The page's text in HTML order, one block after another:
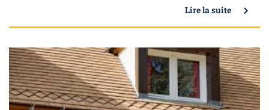
Lire la suite